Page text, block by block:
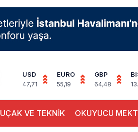
USD
47,71
EURO
55,19
GBP
64,48
UÇAK VE TEKNİK OKUYUCU